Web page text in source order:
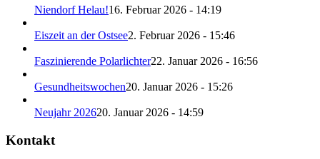
Niendorf Helau!16. Februar 2026 - 14:19
Eiszeit an der Ostsee2. Februar 2026 - 15:46
Faszinierende Polarlichter22. Januar 2026 - 16:56
Gesundheitswochen20. Januar 2026 - 15:26
Neujahr 202620. Januar 2026 - 14:59
Kontakt